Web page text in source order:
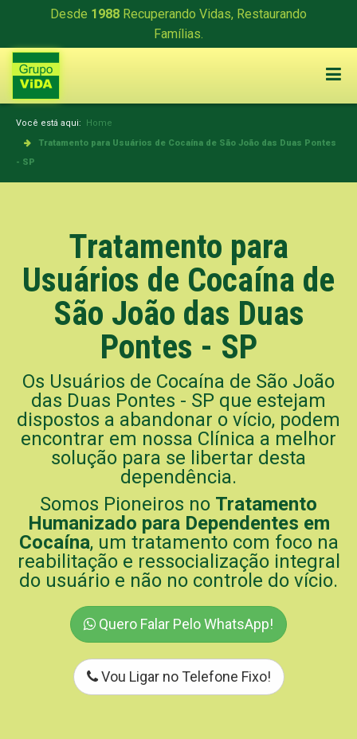
Desde 1988 Recuperando Vidas, Restaurando
Famílias.
Você está aqui: Home
Tratamento para Usuários de Cocaína de São João das Duas Pontes
- SP
Tratamento para
Usuários de Cocaína de
São João das Duas
Pontes - SP
Os Usuários de Cocaína de São João
das Duas Pontes - SP que estejam
dispostos a abandonar o vício, podem
encontrar em nossa Clínica a melhor
solução para se libertar desta
dependência.
Somos Pioneiros no Tratamento
Humanizado para Dependentes em
Cocaína, um tratamento com foco na
reabilitação e ressocialização integral
do usuário e não no controle do vício.
Quero Falar Pelo WhatsApp!
Vou Ligar no Telefone Fixo!